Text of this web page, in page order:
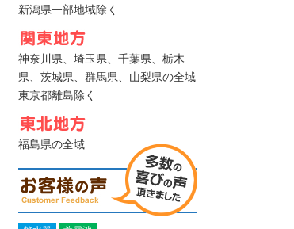
新潟県一部地域除く
神奈川県、埼玉県、千葉県、栃木
県、茨城県、群馬県、山梨県の全域
東京都離島除く
福島県の全域